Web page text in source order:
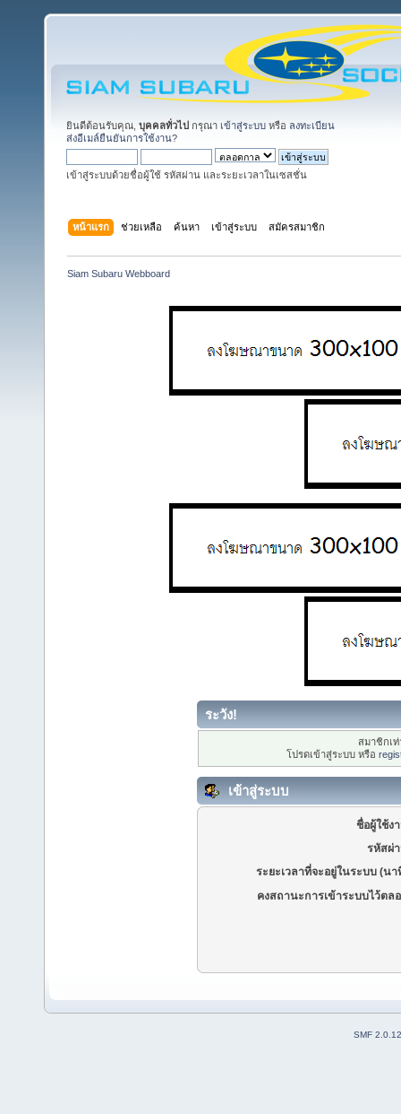
ยินดีต้อนรับคุณ, บุคคลทั่วไป กรุณา เข้าสู่ระบบ หรือ ลงทะเบียน
ส่งอีเมล์ยืนยันการใช้งาน?
เข้าสู่ระบบด้วยชื่อผู้ใช้ รหัสผ่าน และระยะเวลาในเซสชั่น
หน้าแรก ช่วยเหลือ ค้นหา เข้าสู่ระบบ สมัครสมาชิก
Siam Subaru Webboard
ระวัง!
สมาชิกเ
โปรดเข้าสู่ระบบ หรือ
เข้าสู่ระบบ
ชื่อผู้ใช้ง
รหัสผ่
ระยะเวลาที่จะอยู่ในระบบ (นา
คงสถานะการเข้าระบบไว้ตล
SMF 2.0.12